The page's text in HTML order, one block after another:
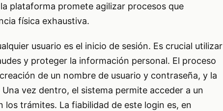
plataforma promete agilizar procesos que
física exhaustiva.
usuario es el inicio de sesión. Es crucial utilizar
y proteger la información personal. El proceso
de un nombre de usuario y contraseña, y la
vez dentro, el sistema permite acceder a un
trámites. La fiabilidad de este login es, en